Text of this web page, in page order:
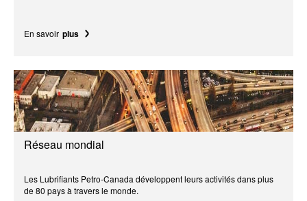
En savoir plus
Réseau mondial
Les Lubrifiants Petro-Canada développent leurs activités dans plus
de 80 pays à travers le monde.